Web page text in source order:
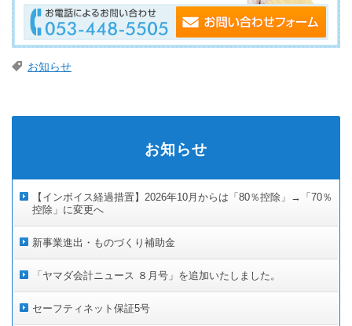
お知らせ
お知らせ
【インボイス経過措置】2026年10月からは「80％控除」→「70％
控除」に変更へ
新事業進出・ものづくり補助金
「ヤマダ会計ニュース ８月号」を追加いたしました。
セーフティネット保証5号